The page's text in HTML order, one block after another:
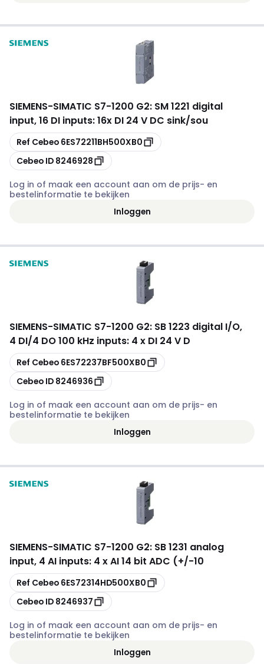
SIEMENS-SIMATIC S7-1200 G2: SM 1221 digital
input, 16 DI inputs: 16x DI 24 V DC sink/sou
Kopiëren
Ref Cebeo 6ES72211BH500XB0
Kopiëren
Cebeo ID 8246928
Log in of maak een account aan om de prijs- en
bestelinformatie te bekijken
Inloggen
SIEMENS-SIMATIC S7-1200 G2: SB 1223 digital I/O,
4 DI/4 DO 100 kHz inputs: 4 x DI 24 V D
Kopiëren
Ref Cebeo 6ES72237BF500XB0
Kopiëren
Cebeo ID 8246936
Log in of maak een account aan om de prijs- en
bestelinformatie te bekijken
Inloggen
SIEMENS-SIMATIC S7-1200 G2: SB 1231 analog
input, 4 AI inputs: 4 x AI 14 bit ADC (+/-10
Kopiëren
Ref Cebeo 6ES72314HD500XB0
Kopiëren
Cebeo ID 8246937
Log in of maak een account aan om de prijs- en
bestelinformatie te bekijken
Inloggen